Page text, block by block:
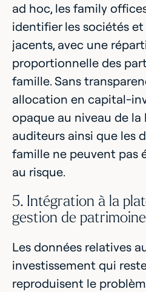
ad hoc, les family
identifier les sociétés
jacents, avec une
proportionnelle des
famille. Sans
allocation en capital-
opaque au niveau de la
auditeurs ainsi que les
famille ne peuvent pas
au risque.
5. Intégration à la
gestion de patrimoine
Les données relatives
investissement qui
reproduisent le